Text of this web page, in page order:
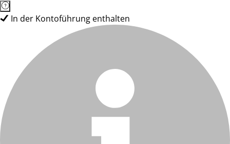
In der Kontoführung enthalten